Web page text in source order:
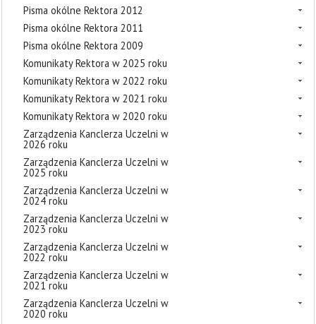
Pisma okólne Rektora 2012
Pisma okólne Rektora 2011
Pisma okólne Rektora 2009
Komunikaty Rektora w 2025 roku
Komunikaty Rektora w 2022 roku
Komunikaty Rektora w 2021 roku
Komunikaty Rektora w 2020 roku
Zarządzenia Kanclerza Uczelni w
2026 roku
Zarządzenia Kanclerza Uczelni w
2025 roku
Zarządzenia Kanclerza Uczelni w
2024 roku
Zarządzenia Kanclerza Uczelni w
2023 roku
Zarządzenia Kanclerza Uczelni w
2022 roku
Zarządzenia Kanclerza Uczelni w
2021 roku
Zarządzenia Kanclerza Uczelni w
2020 roku